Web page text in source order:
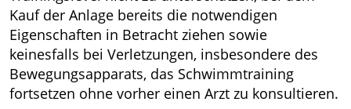
Kauf der Anlage bereits die notwendigen
Eigenschaften in Betracht ziehen sowie
keinesfalls bei Verletzungen, insbesondere des
Bewegungsapparats, das Schwimmtraining
fortsetzen ohne vorher einen Arzt zu konsultieren.